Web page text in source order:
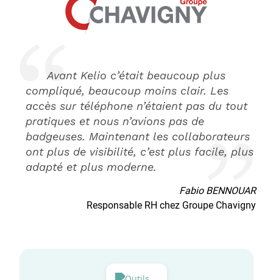
Avant Kelio c’était beaucoup plus
compliqué, beaucoup moins clair. Les
accès sur téléphone n’étaient pas du tout
pratiques et nous n’avions pas de
badgeuses. Maintenant les collaborateurs
ont plus de visibilité, c’est plus facile, plus
adapté et plus moderne.
Fabio BENNOUAR
Responsable RH chez Groupe Chavigny